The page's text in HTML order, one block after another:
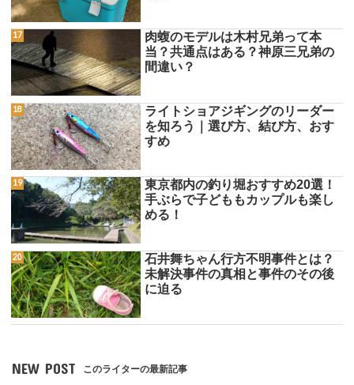
肉蝮のモデルは木村兄弟って本
当？共通点はある？神原三兄弟の
間違い？
ライトショアジギングのリーダー
を知ろう｜選び方、結び方、おす
すめ
東京都内の釣り堀おすすめ20選！
手ぶらで子どももカップルも楽し
める！
石井舞ちゃん行方不明事件とは？
未解決事件の真相と事件のその後
に迫る
NEW POST このライターの最新記事